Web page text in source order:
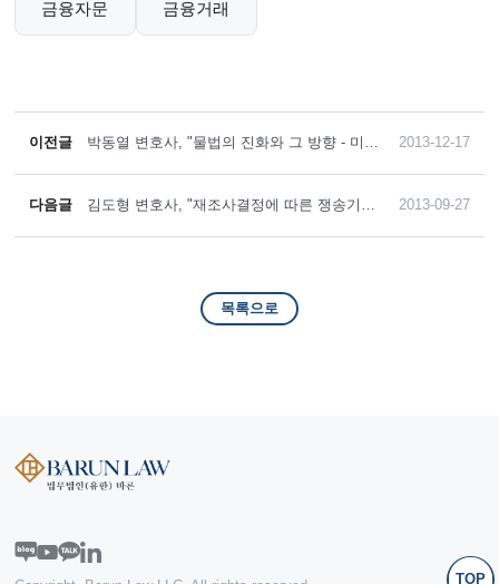
금융자문 금융거래
이전글
박동열 변호사, "물법의 진화와 그 방향 - 미국
중심으로 -" (저스티스, 2013)
2013-12-17
다음글
김도형 변호사, "재조사결정에 따른 쟁송기간
2013-09-27
목록으로
TOP